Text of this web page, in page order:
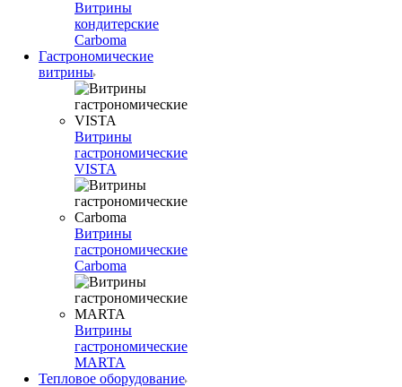
Витрины
кондитерские
Carboma
Гастрономические
витрины
Витрины
гастрономические
VISTA
Витрины
гастрономические
Carboma
Витрины
гастрономические
MARTA
Тепловое оборудование